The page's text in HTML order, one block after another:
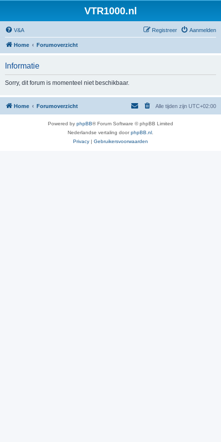
VTR1000.nl
V&A Aanmelden
Registreer
Home Forumoverzicht
Informatie
Sorry, dit forum is momenteel niet beschikbaar.
Home Forumoverzicht Alle tijden zijn UTC+02:00
Powered by phpBB® Forum Software © phpBB Limited
Nederlandse vertaling doorphpBB.nl
Privacy | Gebruikersvoorwaarden